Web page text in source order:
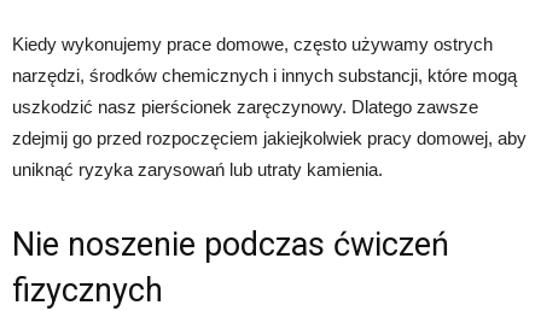
Kiedy wykonujemy prace domowe, często używamy ostrych
narzędzi, środków chemicznych i innych substancji, które mogą
uszkodzić nasz pierścionek zaręczynowy. Dlatego zawsze
zdejmij go przed rozpoczęciem jakiejkolwiek pracy domowej, aby
uniknąć ryzyka zarysowań lub utraty kamienia.
Nie noszenie podczas ćwiczeń
fizycznych